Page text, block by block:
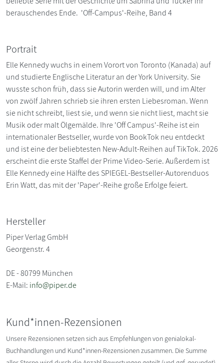
berauschendes Ende. 'Off-Campus'-Reihe, Band 4
Portrait
Elle Kennedy wuchs in einem Vorort von Toronto (Kanada) auf
und studierte Englische Literatur an der York University. Sie
wusste schon früh, dass sie Autorin werden will, und im Alter
von zwölf Jahren schrieb sie ihren ersten Liebesroman. Wenn
sie nicht schreibt, liest sie, und wenn sie nicht liest, macht sie
Musik oder malt Ölgemälde. Ihre 'Off Campus'-Reihe ist ein
internationaler Bestseller, wurde von BookTok neu entdeckt
und ist eine der beliebtesten New-Adult-Reihen auf TikTok. 2026
erscheint die erste Staffel der Prime Video-Serie. Außerdem ist
Elle Kennedy eine Hälfte des SPIEGEL-Bestseller-Autorenduos
Erin Watt, das mit der 'Paper'-Reihe große Erfolge feiert.
Hersteller
Piper Verlag GmbH
Georgenstr. 4
DE - 80799 München
E-Mail: info@piper.de
Kund*innen-Rezensionen
Unsere Rezensionen setzen sich aus Empfehlungen von genialokal-
Buchhandlungen und Kund*innen-Rezensionen zusammen. Die Summe